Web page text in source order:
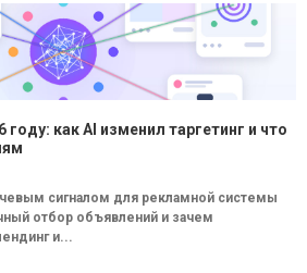
году: как AI изменил таргетинг и что
сигналом для рекламной системы
отбор объявлений и зачем
и...